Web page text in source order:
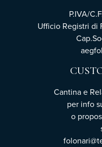
P.IVA/
Ufficio Registri di
Cantina e
per info
o